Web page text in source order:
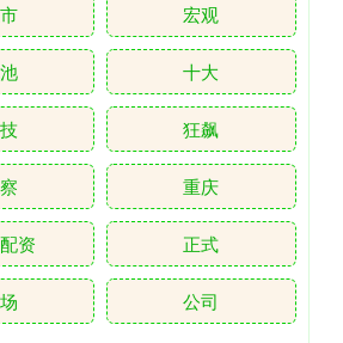
宏观
十大
狂飙
重庆
资 正式
公司